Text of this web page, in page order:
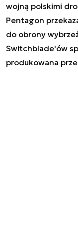
wojną polskimi
Pentagon
do obrony
Switchblade'ów
produkowana